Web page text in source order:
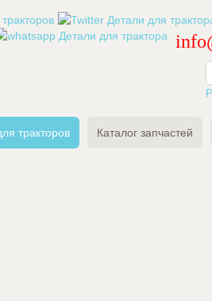
тракторов Каталог запчастей